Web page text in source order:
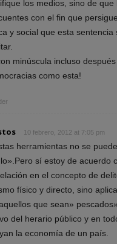
los medios, sino de que
con el fin que
y social que esta sentencia
minúscula incluso
como esta!
10 febrero, 2012 at 7:05 pm
herramientas no se
sí estoy de acuerdo
en el concepto de
físico y directo, sino
que sean»
del herario público y en
la economía de un país.